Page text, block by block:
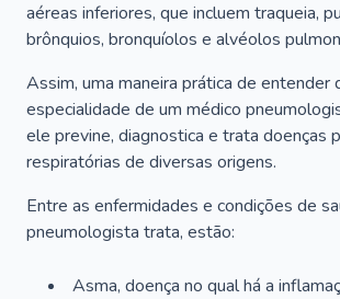
aéreas inferiores, que incluem traqueia,
brônquios, bronquíolos e alvéolos
Assim, uma maneira prática de entender
especialidade de um médico
ele previne, diagnostica e trata doenças
respiratórias de diversas origens.
Entre as enfermidades e condições de
pneumologista trata, estão:
Asma, doença no qual há a